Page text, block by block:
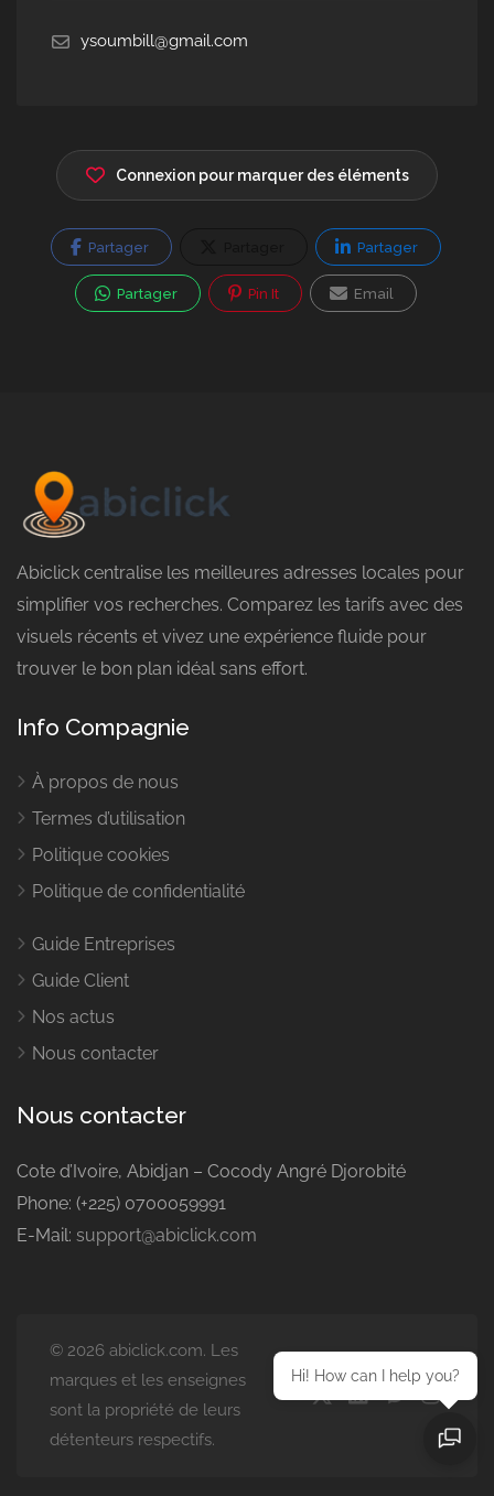
ysoumbill@gmail.com
Connexion pour marquer des éléments
Partager Partager
Partager Pin It Email
Abiclick centralise les meilleures adresses locales pour
simplifier vos recherches. Comparez les tarifs avec des
visuels récents et vivez une expérience fluide pour
trouver le bon plan idéal sans effort.
Info Compagnie
À propos de nous
Termes d’utilisation
Politique cookies
Politique de confidentialité
Guide Entreprises
Guide Client
Nos actus
Nous contacter
Nous contacter
Cote d’Ivoire, Abidjan – Cocody Angré Djorobité
Phone: (+225) 0700059991
E-Mail: support@abiclick.com
© 2026 abiclick.com. Les
marques et les enseignes
sont la propriété de leurs
détenteurs respectifs.
Hi! How can I help you?